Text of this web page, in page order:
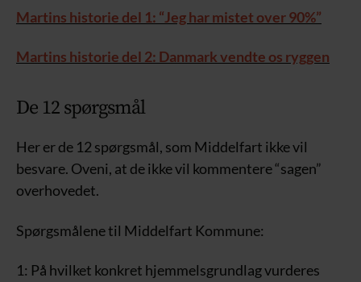
Martins historie del 1: “Jeg har mistet over 90%”
Martins historie del 2: Danmark vendte os ryggen
De 12 spørgsmål
Her er de 12 spørgsmål, som Middelfart ikke vil
besvare. Oveni, at de ikke vil kommentere “sagen”
overhovedet.
Spørgsmålene til Middelfart Kommune:
1: På hvilket konkret hjemmelsgrundlag vurderes